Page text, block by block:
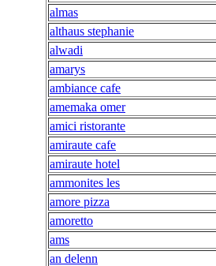
almas
althaus stephanie
alwadi
amarys
ambiance cafe
amemaka omer
amici ristorante
amiraute cafe
amiraute hotel
ammonites les
amore pizza
amoretto
ams
an delenn